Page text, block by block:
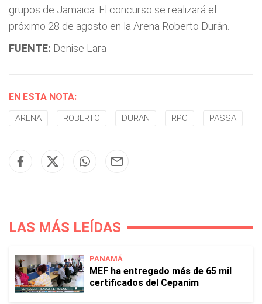
grupos de Jamaica. El concurso se realizará el
próximo 28 de agosto en la Arena Roberto Durán.
FUENTE: Denise Lara
EN ESTA NOTA:
ARENA ROBERTO DURAN RPC PASSA
LAS MÁS LEÍDAS
PANAMÁ
MEF ha entregado más de 65 mil
certificados del Cepanim